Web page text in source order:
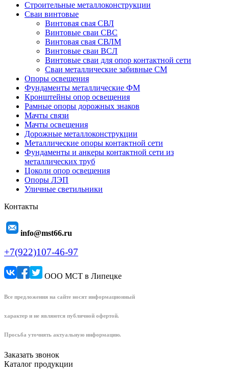
Строительные металлоконструкции
Сваи винтовые
Винтовая свая СВЛ
Винтовые сваи СВС
Винтовая свая СВЛМ
Винтовые сваи ВСЛ
Винтовые сваи для опор контактной сети
Сваи металлические забивные СМ
Опоры освещения
Фундаменты металлические ФМ
Кронштейны опор освещения
Рамные опоры дорожных знаков
Мачты связи
Мачты освещения
Дорожные металлоконструкции
Металлические опоры контактной сети
Фундаменты и анкеры контактной сети из
металлических труб
Цоколи опор освещения
Опоры ЛЭП
Уличные светильники
Контакты
info@mst66.ru
+7(922)107-46-97
ООО МСТ в Липецке
Все предложения на сайте носят информационный
характер и не являются публичной офертой.
Просьба уточнять актуальную информацию.
Заказать звонок
Каталог продукции